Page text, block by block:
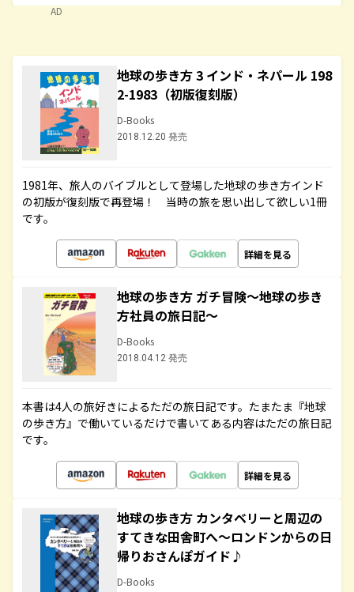
AD
地球の歩き方 3 インド・ネパール 198
2-1983（初版復刻版）
D-Books
2018.12.20 発売
1981年、旅人のバイブルとして登場した地球の歩き方インド
の初版が復刻版で再登場！ 当時の旅を思い出して欲しい1冊
です。
詳細を見る
地球の歩き方 ガチ冒険～地球の歩き
方社員の旅日記～
D-Books
2018.04.12 発売
本書は4人の旅好きによるただの旅日記です。たまたま『地球
の歩き方』で働いているだけで書いてある内容はただの旅日記
です。
詳細を見る
地球の歩き方 カンタベリーと周辺の
すてきな田舎町へ～ロンドンからの日
帰りおさんぽガイド♪
D-Books